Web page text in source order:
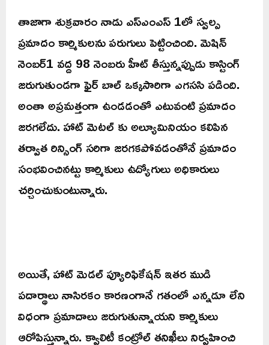
తాజాగా శుక్రవారం నాడు ఎస్ఎంఎస్ 1లో స్వల్ప
ప్రమాదం కార్మికులను పరుగులు పెట్టించింది. మెషిన్
నెంబర్1 వద్ద 98 నెంబరు హీట్ తీస్తున్నప్పుడు కాస్టింగ్
జరుగుతుండగా ఫైర్ బాల్ ఒక్కసారిగా ఎగససి పడింది.
అంతా అప్రమత్తంగా ఉండడంతో ఎటువంటి ప్రమాదం
జరగలేదు. హాట్ మెటల్ కు అల్యూమినియం కలిపిన
తర్వాత రిన్సింగ్ సరిగా జరగకపోవడంతోనే ప్రమాదం
సంభవించినట్టు కార్మికులు ఉద్యోగులు అధికారులు
చర్చించుకుంటున్నారు.
అయితే, హాట్ మెడల్ ప్యూరిఫికేషన్ ఇతర ముడి
పదార్థాలు నాసిరకం కారణంగానే గతంలో ఎన్నడూ లేని
విధంగా ప్రమాదాలు జరుగుతున్నాయని కార్మికులు
ఆరోపిస్తున్నారు. క్వాలిటీ కంట్రోల్ తనిఖీలు నిర్వహించి